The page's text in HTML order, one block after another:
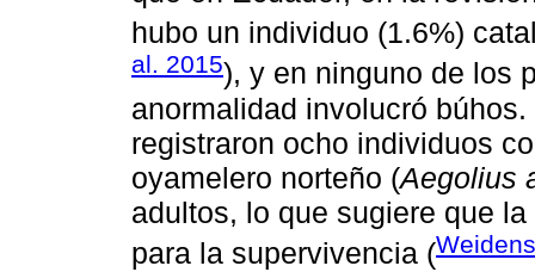
hubo un individuo (1.6%)
al. 2015), y en ninguno de los
anormalidad involucró
registraron ocho individuos
oyamelero norteño (Aegolius
adultos, lo que sugiere que
para la supervivencia (